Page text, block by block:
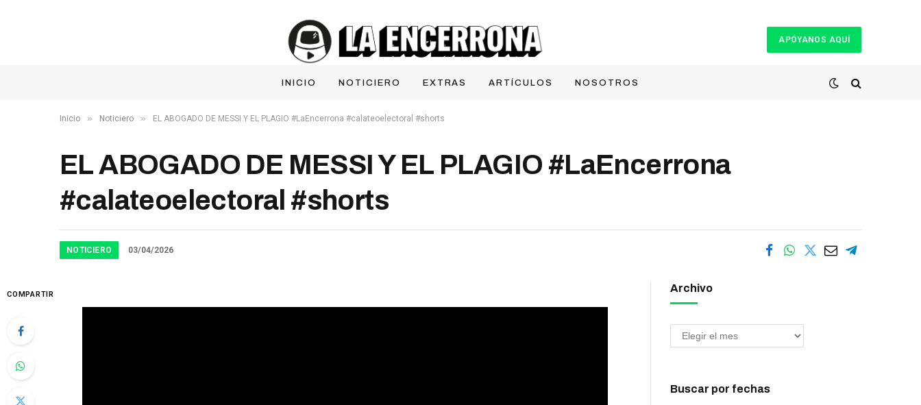
APÓYANOS AQUÍ
INICIO NOTICIERO EXTRAS ARTÍCULOS NOSOTROS
Inicio » Noticiero » EL ABOGADO DE MESSI Y EL PLAGIO #LaEncerrona #calateoelectoral #shorts
EL ABOGADO DE MESSI Y EL PLAGIO #LaEncerrona
#calateoelectoral #shorts
NOTICIERO 03/04/2026
COMPARTIR
Archivo
Buscar por fechas